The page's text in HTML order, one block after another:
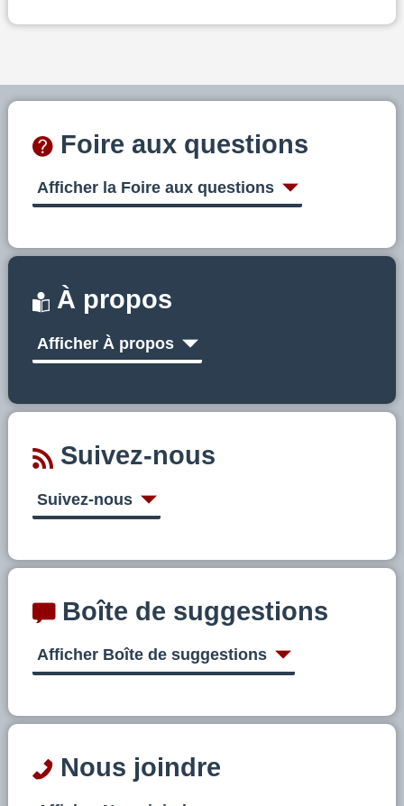
Foire aux questions
Afficher la Foire aux questions
À propos
Afficher À propos
Suivez-nous
Suivez-nous
Boîte de suggestions
Afficher Boîte de suggestions
Nous joindre